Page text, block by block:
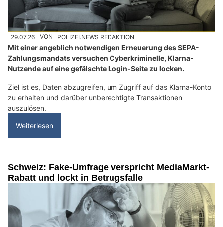
29.07.26 VON POLIZEI.NEWS REDAKTION
Mit einer angeblich notwendigen Erneuerung des SEPA-
Zahlungsmandats versuchen Cyberkriminelle, Klarna-
Nutzende auf eine gefälschte Login-Seite zu locken.
Ziel ist es, Daten abzugreifen, um Zugriff auf das Klarna-Konto
zu erhalten und darüber unberechtigte Transaktionen
auszulösen.
Weiterlesen
Schweiz: Fake-Umfrage verspricht MediaMarkt-
Rabatt und lockt in Betrugsfalle